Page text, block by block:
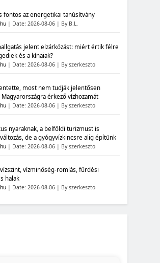
fontos az energetikai tanúsítvány
Date: 2026-08-06 By B.L.
jelent elzárkózást: miért értik félre
és a kínaiak?
Date: 2026-08-06 By szerkeszto
most nem tudják jelentősen
érkező vízhozamát
Date: 2026-08-06 By szerkeszto
nyaraknak, a belföldi turizmust is
de a gyógyvízkincsre alig építünk
Date: 2026-08-06 By szerkeszto
vízminőség-romlás, fürdési
halak
Date: 2026-08-06 By szerkeszto